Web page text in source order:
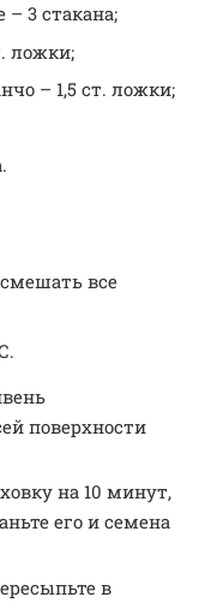
3 стакана;
ложки;
– 1,5 ст. ложки;
все
поверхности
на 10 минут,
его и семена
в